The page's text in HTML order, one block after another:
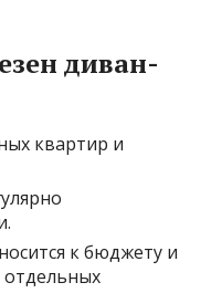
диван-
квартир и
к бюджету и
отдельных